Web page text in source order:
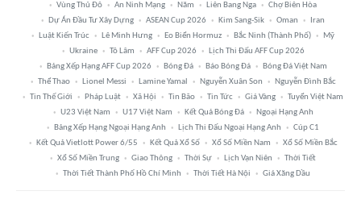
Vùng Thủ Đô
An Ninh Mạng Năm Liên Bang Nga
Chợ Biên Hòa
Dự Án Đầu Tư Xây Dựng
ASEAN Cup 2026 Kim Sang-Sik Oman
Iran
Luật Kiến Trúc
Lê Minh Hưng Eo Biển Hormuz Bắc Ninh (thành Phố)
Mỹ
Ukraine
Tô Lâm AFF Cup 2026
Lịch Thi Đấu AFF Cup 2026
Bảng Xếp Hạng AFF Cup 2026
Bóng Đá Báo Bóng Đá
Bóng Đá Việt Nam
Thể Thao
Lionel Messi Lamine Yamal Nguyễn Xuân Son
Nguyễn Đình Bắc
Tin Thế Giới
Pháp Luật Xã Hội Tin Bão Tin Tức Giá Vàng
Tuyển Việt Nam
U23 Việt Nam
U17 Việt Nam Kết Quả Bóng Đá
Ngoại Hạng Anh
Bảng Xếp Hạng Ngoại Hạng Anh
Lịch Thi Đấu Ngoại Hạng Anh
Cúp C1
Kết Quả Vietlott Power 6/55
Kết Quả Xổ Số Xổ Số Miền Nam
Xổ Số Miền Bắc
Xổ Số Miền Trung
Giao Thông Thời Sự Lịch Vạn Niên
Thời Tiết
Thời Tiết Thành Phố Hồ Chí Minh
Thời Tiết Hà Nội Giá Xăng Dầu